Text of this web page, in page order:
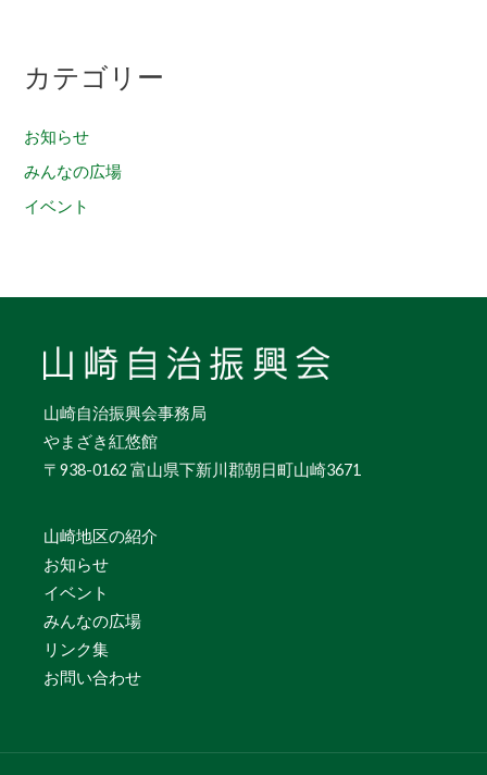
カテゴリー
お知らせ
みんなの広場
イベント
山崎自治振興会事務局
やまざき紅悠館
〒938-0162 富山県下新川郡朝日町山崎3671
山崎地区の紹介
お知らせ
イベント
みんなの広場
リンク集
お問い合わせ